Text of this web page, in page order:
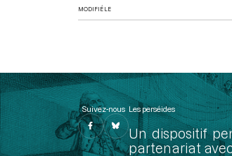
MODIFIÉ LE
Suivez-nous Les perséides
Un dispositif
partenariat